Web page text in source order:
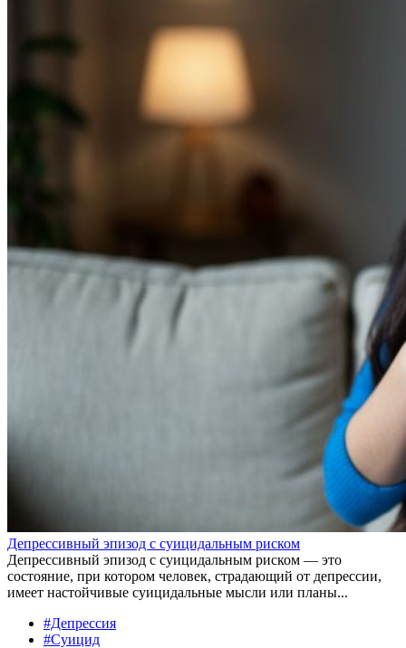
Депрессивный эпизод с суицидальным риском
Депрессивный эпизод с суицидальным риском — это
состояние, при котором человек, страдающий от депрессии,
имеет настойчивые суицидальные мысли или планы...
#Депрессия
#Суицид